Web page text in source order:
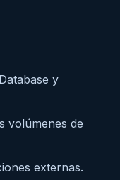
y
volúmenes de
externas.